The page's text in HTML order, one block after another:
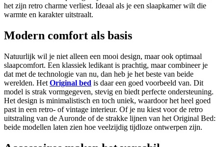
het zijn retro charme verliest. Ideaal als je een slaapkamer wilt die
warmte en karakter uitstraalt.
Modern comfort als basis
Natuurlijk wil je niet alleen een mooi design, maar ook optimaal
slaapcomfort. Een klassiek ledikant is prachtig, maar combineer je
dat met de technologie van nu, dan heb je het beste van beide
werelden. Het Original bed is daar een goed voorbeeld van. Dit
model is strak vormgegeven, stevig en biedt perfecte ondersteuning.
Het design is minimalistisch en toch uniek, waardoor het heel goed
past in een retro- of vintage interieur. Of je nu kiest voor de retro
uitstraling van de Auronde of de strakke lijnen van het Original Bed:
beide modellen laten zien hoe veelzijdig tijdloze ontwerpen zijn.